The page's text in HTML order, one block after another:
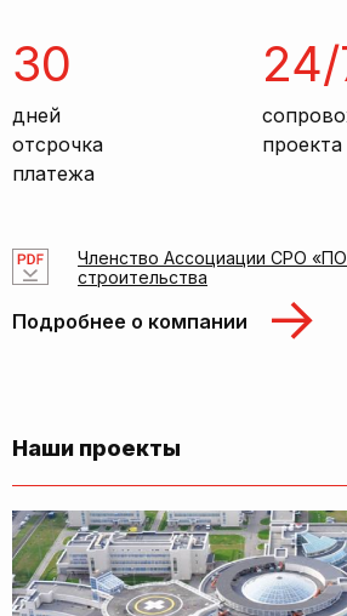
30
дней
отсрочка
платежа
проекта
Членство Ассоциации СРО
строительства
Подробнее о компании
Наши проекты